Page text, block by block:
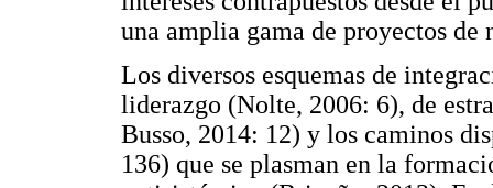
una amplia gama de proyectos
Los diversos esquemas de
liderazgo (Nolte, 2006: 6), de
Busso, 2014: 12) y los caminos
136) que se plasman en la